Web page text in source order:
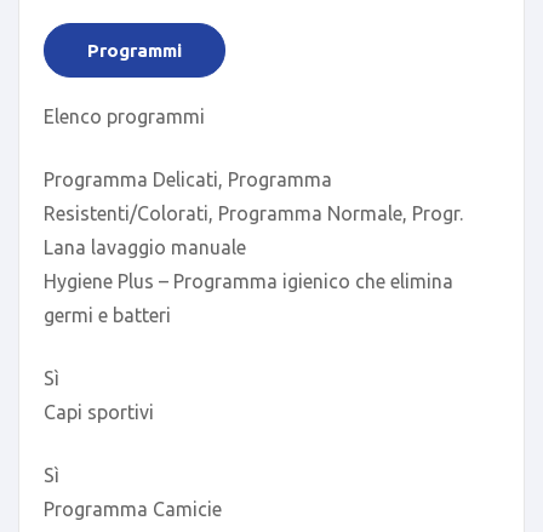
Programmi
Elenco programmi
Programma Delicati, Programma
Resistenti/Colorati, Programma Normale, Progr.
Lana lavaggio manuale
Hygiene Plus – Programma igienico che elimina
germi e batteri
Sì
Capi sportivi
Sì
Programma Camicie